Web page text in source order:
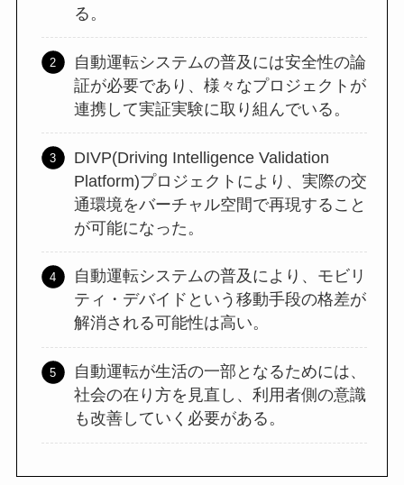
る。
自動運転システムの普及には安全性の論
証が必要であり、様々なプロジェクトが
連携して実証実験に取り組んでいる。
DIVP(Driving Intelligence Validation
Platform)プロジェクトにより、実際の交
通環境をバーチャル空間で再現すること
が可能になった。
自動運転システムの普及により、モビリ
ティ・デバイドという移動手段の格差が
解消される可能性は高い。
自動運転が生活の一部となるためには、
社会の在り方を見直し、利用者側の意識
も改善していく必要がある。